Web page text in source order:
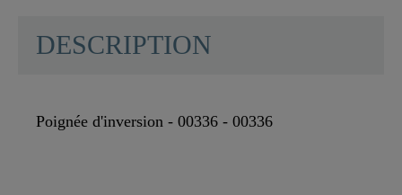
DESCRIPTION
Poignée d'inversion - 00336 - 00336